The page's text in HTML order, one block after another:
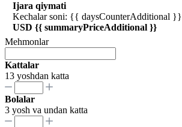
Ijara qiymati
Kechalar soni: {{ daysCounterAdditional }}
USD {{ summaryPriceAdditional }}
Mehmonlar
Kattalar
13 yoshdan katta
Bolalar
3 yosh va undan katta